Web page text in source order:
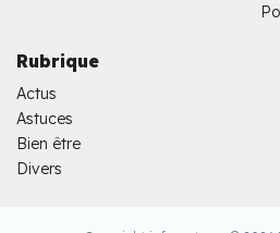
Rubrique
Actus
Astuces
Bien être
Divers